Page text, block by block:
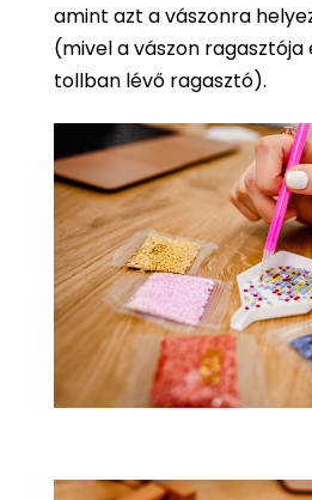
amint azt a vászonra
(mivel a vászon
tollban lévő ragasztó).